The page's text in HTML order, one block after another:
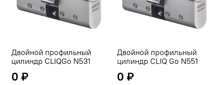
Двойной профильный
цилиндр CLIQGo N531
0 ₽
Двойной профильный
цилиндр CLIQ Go N551
0 ₽